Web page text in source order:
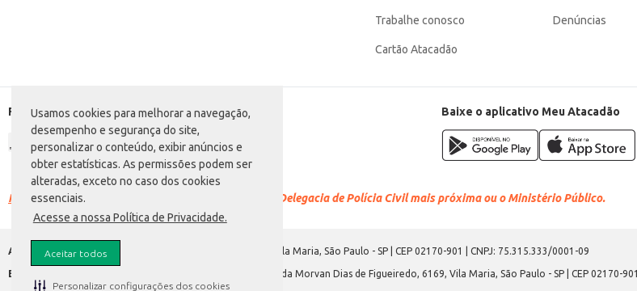
Usamos cookies para melhorar a navegação,
desempenho e segurança do site,
personalizar o conteúdo, exibir anúncios e
obter estatísticas. As permissões podem ser
alteradas, exceto no caso dos cookies
essenciais.
Acesse a nossa Política de Privacidade.
Aceitar todos
Personalizar configurações dos cookies
Trabalhe conosco
Cartão Atacadão
Denúncias
Formas de pagamento Baixe o aplicativo Meu Atacadão
Racismo é crime. Denuncie. Disque 100 ou procure a Delegacia de Polícia Civil mais próxima ou o Ministério Público.
Atacadão S.A. Avenida Morvan Dias de Figueiredo, 6169, Vila Maria, São Paulo - SP | CEP 02170-901 | CNPJ: 75.315.333/0001-09
Envio de documentos administrativos e jurídicos: Avenida Morvan Dias de Figueiredo, 6169, Vila Maria, São Paulo - SP | CEP 02170-901